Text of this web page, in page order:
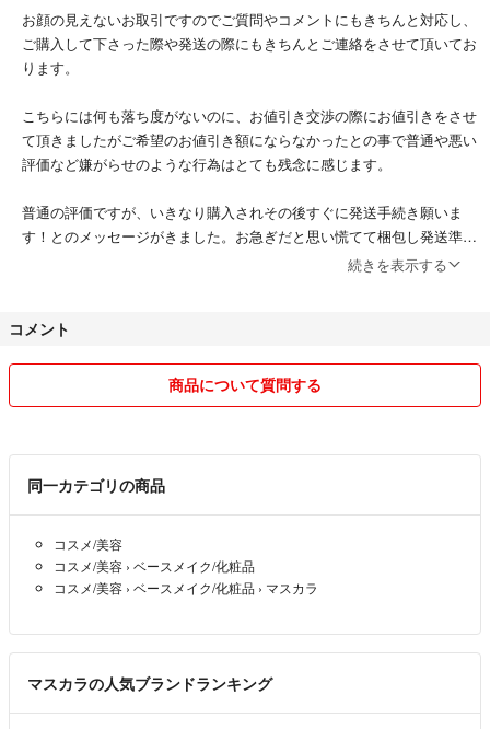
お顔の見えないお取引ですのでご質問やコメントにもきちんと対応し、
ご購入して下さった際や発送の際にもきちんとご連絡をさせて頂いてお
ります。
こちらには何も落ち度がないのに、お値引き交渉の際にお値引きをさせ
て頂きましたがご希望のお値引き額にならなかったとの事で普通や悪い
評価など嫌がらせのような行為はとても残念に感じます。
普通の評価ですが、いきなり購入されその後すぐに発送手続き願いま
す！とのメッセージがきました。お急ぎだと思い慌てて梱包し発送準備
をしている最中に数々色々と質問をされました。商品引用のお写真を載
尋ねに対してきちんと説明もしております。その後どちらでも良いとの
りましたが一切返信無しで自己中な傲慢な方でした。
本来気になる事や質問があるのであれば
す。こちらはきちんと説明もしてから発送しております。本来悪い評価
をつけたかったですがトラブルが嫌なのでこちらは良い評価にしまし
た。
たいと思います。
貴金属は家庭用の1ｇ表示の計りでの計量の為、多少の誤差があります
事ご了承願います。
す。
期間内よりも早めに発送しております。
続きを表示する
コメント
商品について質問する
同一カテゴリの商品
コスメ/美容
コスメ/美容 › ベースメイク/化粧品
コスメ/美容 › ベースメイク/化粧品 › マスカラ
マスカラの人気ブランドランキング